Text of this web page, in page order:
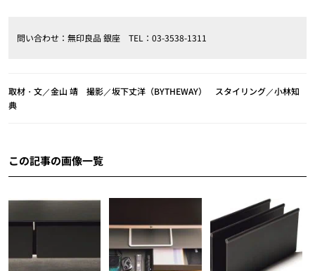
問い合わせ：無印良品 銀座 TEL：03-3538-1311
取材・文／金山 靖 撮影／坂下丈洋（BYTHEWAY） スタイリング／小林知
典
この記事の画像一覧